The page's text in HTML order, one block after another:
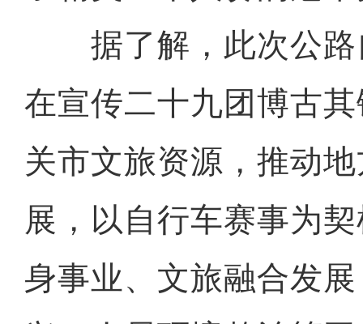
据了解，此次公路
在宣传二十九团博古
关市文旅资源，推动
展，以自行车赛事为
身事业、文旅融合发